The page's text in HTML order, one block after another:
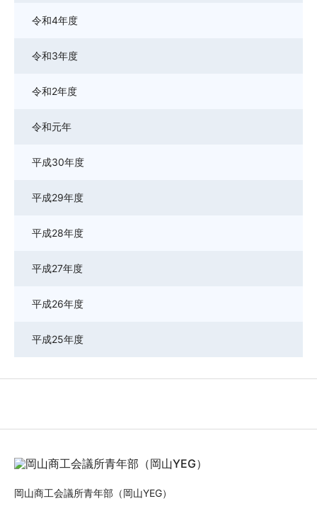
令和4年度
令和3年度
令和2年度
令和元年
平成30年度
平成29年度
平成28年度
平成27年度
平成26年度
平成25年度
岡山商工会議所青年部（岡山YEG）